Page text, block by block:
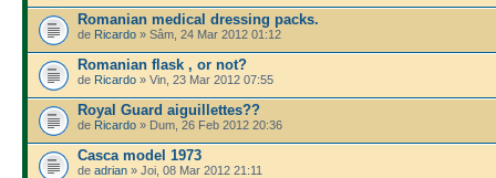
Romanian medical dressing packs.
de Ricardo » Sâm, 24 Mar 2012 01:12
Romanian flask , or not?
de Ricardo » Vin, 23 Mar 2012 07:55
Royal Guard aiguillettes??
de Ricardo » Dum, 26 Feb 2012 20:36
Casca model 1973
de adrian » Joi, 08 Mar 2012 21:11